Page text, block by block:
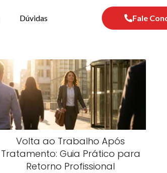
Dúvidas Fale
Volta ao Trabalho Após
Tratamento: Guia Prático para
Retorno Profissional